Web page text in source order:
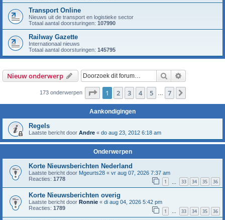
Transport Online
Nieuws uit de transport en logistieke sector
Totaal aantal doorsturingen: 107990
Railway Gazette
Internationaal nieuws
Totaal aantal doorsturingen: 145795
Nieuw onderwerp Zoek
173 onderwerpen Pagina van 7
1 2 3 4 5 7
Aankondigingen
Regels
Laatste bericht door Andre « do aug 23, 2012 6:18 am
Onderwerpen
Korte Nieuwsberichten Nederland
Laatste bericht door Mgeurts28 « vr aug 07, 2026 7:37 am
Reacties: 1778 1 33 34 35 36
Korte Nieuwsberichten overig
Laatste bericht door Ronnie « di aug 04, 2026 5:42 pm
Reacties: 1789 1 … 33 34 35 36